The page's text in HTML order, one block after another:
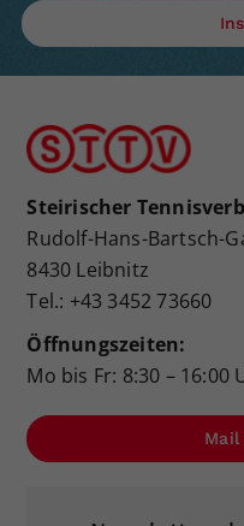
Steirischer
Rudolf-Hans-Bartsch-
8430 Leibnitz
Tel.: +43 3452 73660
Öffnungszeiten:
Mo bis Fr: 8:30 – 16:00
Mail